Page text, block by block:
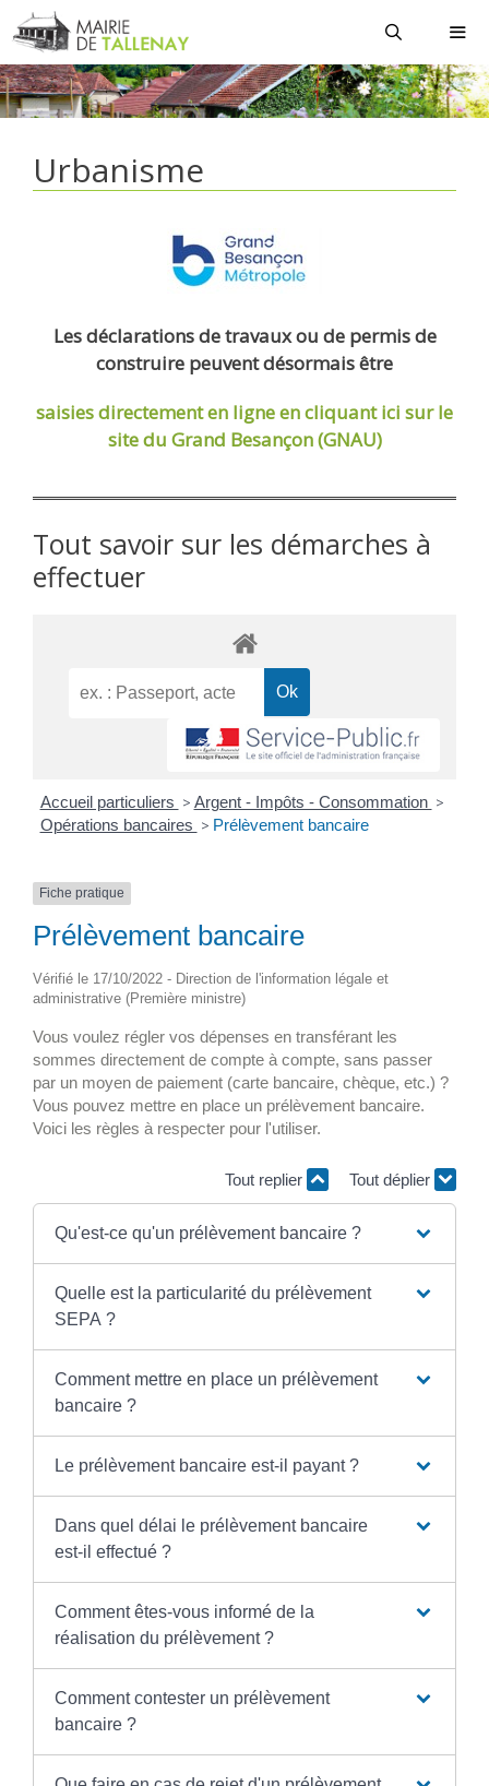
Aller
au
contenu
Urbanisme
Les déclarations de travaux ou de permis de
construire peuvent désormais être
saisies directement en ligneen cliquant ici sur le
site du Grand Besançon (GNAU)
Tout savoir sur les démarches à
effectuer
Accueil particuliers > Argent - Impôts - Consommation >
Opérations bancaires > Prélèvement bancaire
Fiche pratique
Prélèvement bancaire
Vérifié le 17/10/2022 - Direction de l'information légale et
administrative (Première ministre)
Vous voulez régler vos dépenses en transférant les
sommes directement de compte à compte, sans passer
par un moyen de paiement (carte bancaire, chèque, etc.) ?
Vous pouvez mettre en place un prélèvement bancaire.
Voici les règles à respecter pour l'utiliser.
Tout replier Tout déplier
Qu'est-ce qu'un prélèvement bancaire ?
Quelle est la particularité du prélèvement
SEPA ?
Comment mettre en place un prélèvement
bancaire ?
Le prélèvement bancaire est-il payant ?
Dans quel délai le prélèvement bancaire
est-il effectué ?
Comment êtes-vous informé de la
réalisation du prélèvement ?
Comment contester un prélèvement
bancaire ?